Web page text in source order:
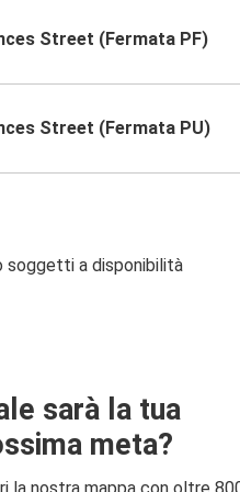
Street (Fermata PF)
Street (Fermata PU)
soggetti a disponibilità
sarà la tua
meta?
la nostra mappa con oltre